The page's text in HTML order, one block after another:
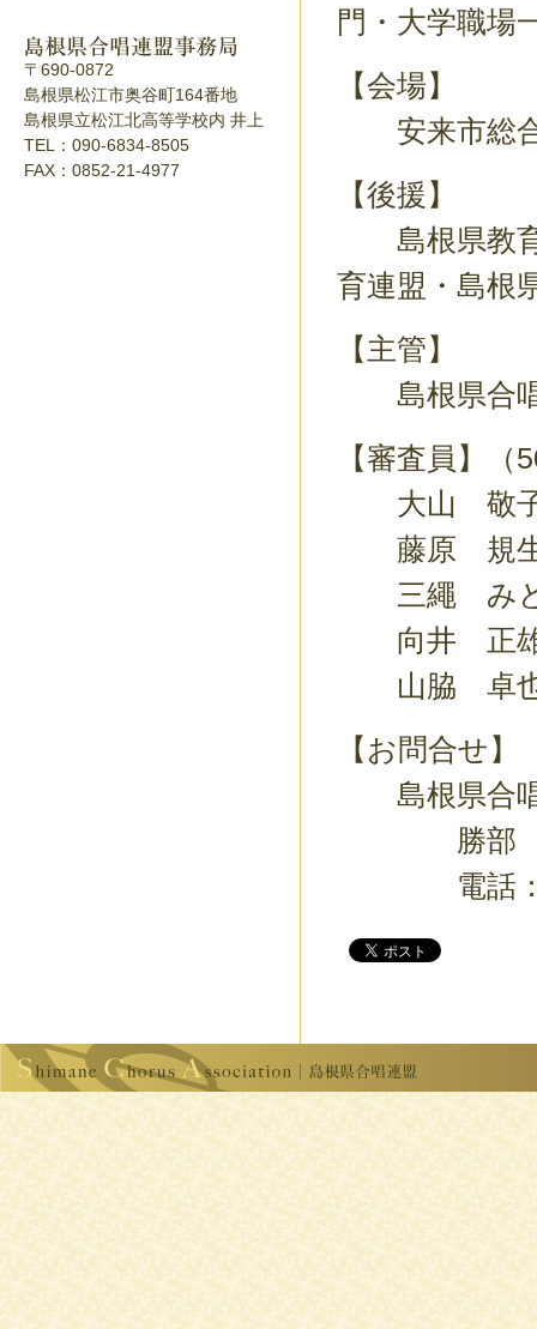
〒690-0872
島根県松江市奥谷町164番地
島根県立松江北高等学校内 井上
TEL：090-6834-8505
FAX：0852-21-4977
門・大学職場
【会場】
安来市総
【後援】
島根県教育
育連盟・島根
【主管】
島根県合唱
【審査員】（
大山 敬子
藤原 規生
三繩 みど
向井 正雄
山脇 卓也
【お問合せ】
島根県合唱
勝部 俊一
電話：